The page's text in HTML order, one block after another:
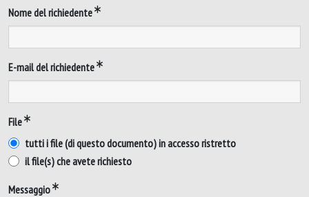
Nome del richiedente
E-mail del richiedente
File
tutti i file (di questo documento) in accesso ristretto
il file(s) che avete richiesto
Messaggio